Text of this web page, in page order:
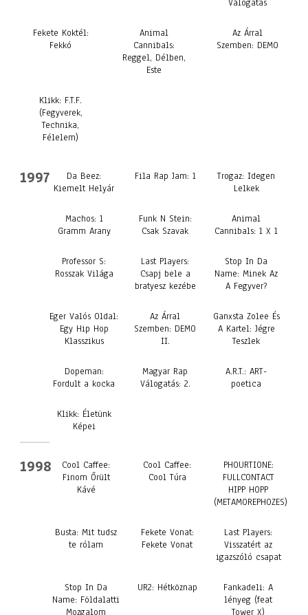
Válogatás
Fekete Koktél:
Fekkó
Animal
Cannibals:
Reggel, Délben,
Este
Az Árral
Szemben: DEMO
Klikk: F.T.F.
(Fegyverek,
Technika,
Félelem)
1997
Da Beez:
Kiemelt Helyár
Fila Rap Jam: 1
Trogaz: Idegen
Lelkek
Machos: 1
Gramm Arany
Funk N Stein:
Csak Szavak
Animal
Cannibals: 1 X 1
Professor S:
Rosszak Világa
Last Players:
Csapj bele a
bratyesz kezébe
Stop In Da
Name: Minek Az
A Fegyver?
Eger Valós Oldal:
Egy Hip Hop
Klasszikus
Az Árral
Szemben: DEMO
II.
Ganxsta Zolee És
A Kartel: Jégre
Teszlek
Dopeman:
Fordult a kocka
Magyar Rap
Válogatás: 2.
A.R.T.: ART-
poetica
Klikk: Életünk
Képei
1998
Cool Caffee:
Finom Őrült
Kávé
Cool Caffee:
Cool Túra
PHOURTIONE:
FULLCONTACT
HIPP HOPP
(METAMOREPHOZES)
Busta: Mit tudsz
te rólam
Fekete Vonat:
Fekete Vonat
Last Players:
Visszatért az
igazszóló csapat
Stop In Da
Name: Földalatti
Mozgalom
UR2: Hétköznap
Fankadeli: A
lényeg (feat
Tower X)